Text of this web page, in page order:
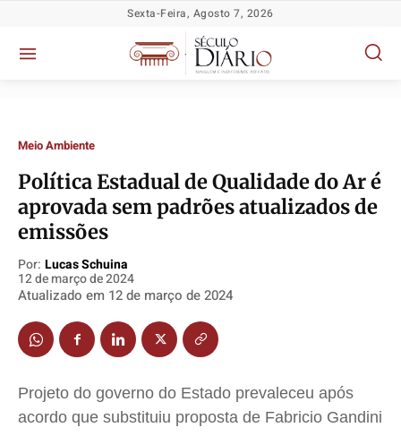
Política
TV Século
Educação
Segurança
Política
TV Século
Educação
Segurança
Política
TV Século
Educação
Segurança
Política
TV Século
Educação
Segurança
Sexta-Feira, Agosto 7, 2026
Meio Ambiente
Política Estadual de Qualidade do Ar é
aprovada sem padrões atualizados de
emissões
Por: Lucas Schuina
12 de março de 2024
Atualizado em 12 de março de 2024
Projeto do governo do Estado prevaleceu após
acordo que substituiu proposta de Fabricio Gandini